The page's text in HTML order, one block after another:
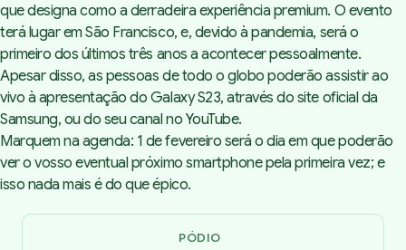
que designa como a derradeira experiênciapremium. O evento
terá lugar em São Francisco, e, devido à pandemia, será o
primeiro dos últimos três anos a acontecer pessoalmente.
Apesar disso, as pessoas de todo o globo poderão assistir ao
vivo à apresentação do Galaxy S23, através do site oficial da
Samsung, ou do seucanal no YouTube.
Marquem na agenda: 1 de fevereiro será o dia em que poderão
ver o vosso eventual próximo smartphone pela primeira vez; e
isso nada mais é do que épico.
PÓDIO